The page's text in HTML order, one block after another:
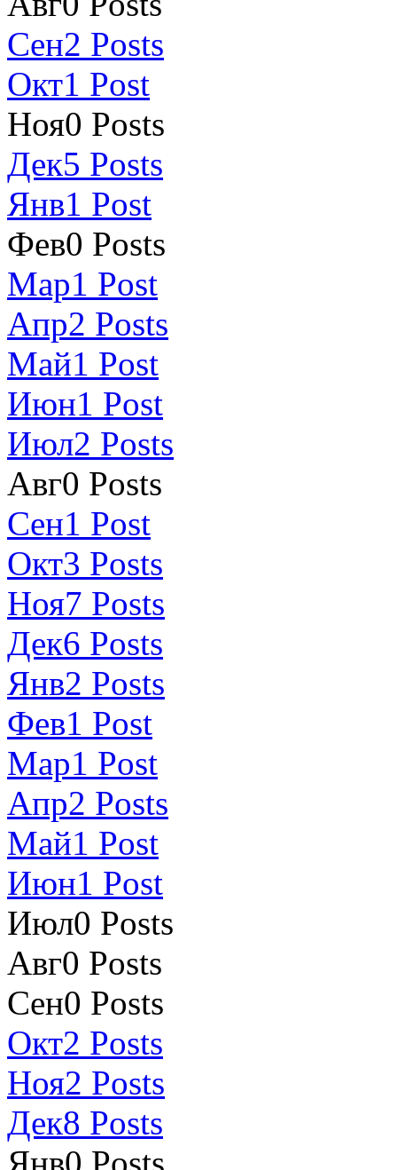
Сен2 Posts
Окт1 Post
Ноя0 Posts
Дек5 Posts
Янв1 Post
Фев0 Posts
Мар1 Post
Апр2 Posts
Май1 Post
Июн1 Post
Июл2 Posts
Авг0 Posts
Сен1 Post
Окт3 Posts
Ноя7 Posts
Дек6 Posts
Янв2 Posts
Фев1 Post
Мар1 Post
Апр2 Posts
Май1 Post
Июн1 Post
Июл0 Posts
Авг0 Posts
Сен0 Posts
Окт2 Posts
Ноя2 Posts
Дек8 Posts